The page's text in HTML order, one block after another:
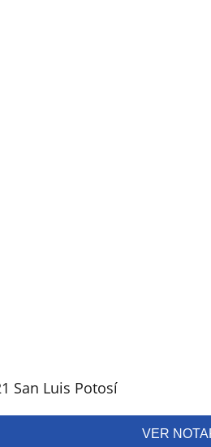
San Luis Potosí
VER